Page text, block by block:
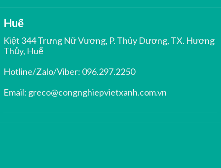
Huế
Kiệt 344 Trưng Nữ Vương, P. Thủy Dương, TX. Hương
Thủy, Huế
Hotline/Zalo/Viber: 096.297.2250
Email: greco@congnghiepvietxanh.com.vn